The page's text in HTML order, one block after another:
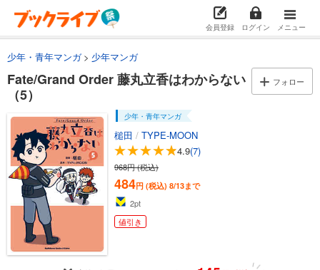
会員登録 ログイン メニュー
少年・青年マンガ 少年マンガ
Fate/Grand Order 藤丸立香はわからない
（5）
フォロー
少年・青年マンガ
槌田 / TYPE-MOON
4.9(7)
968円 (税込)
484円 (税込) 8/13まで
2pt
値引き